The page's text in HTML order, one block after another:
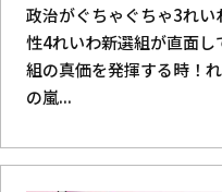
政治がぐちゃぐちゃ3れ
性4れいわ新選組が直面
組の真価を発揮する時！
の嵐...